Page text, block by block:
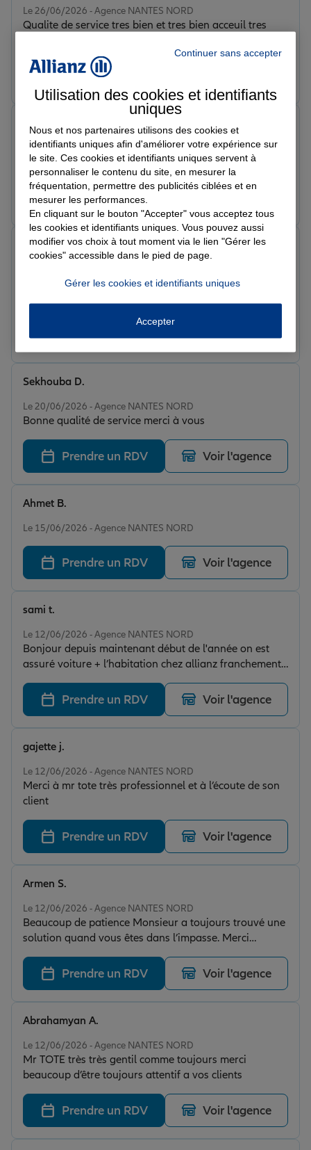
Le 26/06/2026 - Agence NANTES NORD
Qualite de service tres bien et tres bien acceuil tres
Prendre un RDV
Note de 5 sur 5
Le 25/06/2026 - Agence NANTES NORD
Merci pour le service rendu Mr TOTE très satisfait
Stanciu I.
Prendre un RDV
Note de 5 sur 5
Très belle équipe, professionnelle et réactive. L'accueil
Aurélie D.
Prendre un RDV Voir l'agence
Le 20/06/2026 - Agence NANTES NORD
Bonne qualité de service merci à vous
Sekhouba D.
Prendre un RDV Voir l'agence
Le 15/06/2026 - Agence NANTES NORD
Ahmet B.
Prendre un RDV Voir l'agence
Le 12/06/2026 - Agence NANTES NORD
Bonjour depuis maintenant début de l'année on est
assuré voiture + l’habitation chez allianz franchement.
M. TOTE il nous a toujours bien accueilli Toujours à
l’écoute Très satisfait, par le service. Merci encore
sami t.
Prendre un RDV Voir l'agence
Le 12/06/2026 - Agence NANTES NORD
Merci à mr tote très professionnel et à l’écoute de son
client
gajette j.
Prendre un RDV Voir l'agence
Le 12/06/2026 - Agence NANTES NORD
Beaucoup de patience Monsieur a toujours trouvé une
solution quand vous êtes dans l’impasse. Merci
beaucoup encore.
Armen S.
Prendre un RDV Voir l'agence
Le 12/06/2026 - Agence NANTES NORD
Mr TOTE très très gentil comme toujours merci
beaucoup d’être toujours attentif a vos clients
Abrahamyan A.
Prendre un RDV Voir l'agence
Continuer sans accepter
Utilisation des cookies et identifiants
uniques
Nous et nos partenaires utilisons des cookies et
identifiants uniques afin d'améliorer votre expérience sur
le site. Ces cookies et identifiants uniques servent à
personnaliser le contenu du site, en mesurer la
fréquentation, permettre des publicités ciblées et en
mesurer les performances.
En cliquant sur le bouton "Accepter" vous acceptez tous
les cookies et identifiants uniques. Vous pouvez aussi
modifier vos choix à tout moment via le lien "Gérer les
cookies" accessible dans le pied de page.
Gérer les cookies et identifiants uniques
Accepter